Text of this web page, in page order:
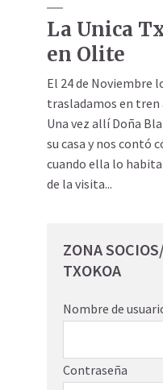
La Unica
en Olite
El 24 de Noviembre
trasladamos en tren
Una vez allí Doña
su casa y nos contó
cuando ella lo
de la visita...
ZONA
TXOKOA
Nombre de
Contraseña